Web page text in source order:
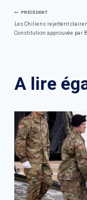
PRÉCÉDENT
Les Chiliens rejettent
Constitution approuvée par
A lire